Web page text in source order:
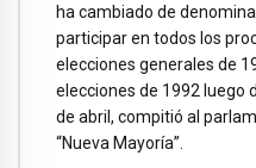
ha cambiado de
participar en todos los
elecciones generales de
elecciones de 1992 luego
de abril, compitió al
“Nueva Mayoría”.